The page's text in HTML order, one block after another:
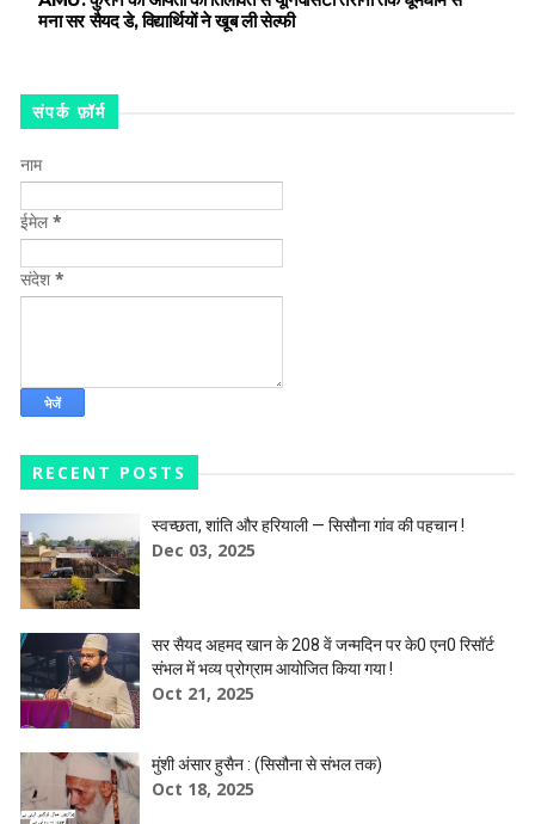
मना सर सैयद डे, विद्यार्थियों ने खूब ली सेल्फी
संपर्क फ़ॉर्म
नाम
ईमेल*
संदेश *
RECENT POSTS
स्वच्छता, शांति और हरियाली — सिसौना गांव की पहचान !
Dec 03, 2025
सर सैयद अहमद खान के 208 वें जन्मदिन पर के0 एन0 रिसॉर्ट
संभल में भव्य प्रोग्राम आयोजित किया गया !
Oct 21, 2025
मुंशी अंसार हुसैन : (सिसौना से संभल तक)
Oct 18, 2025